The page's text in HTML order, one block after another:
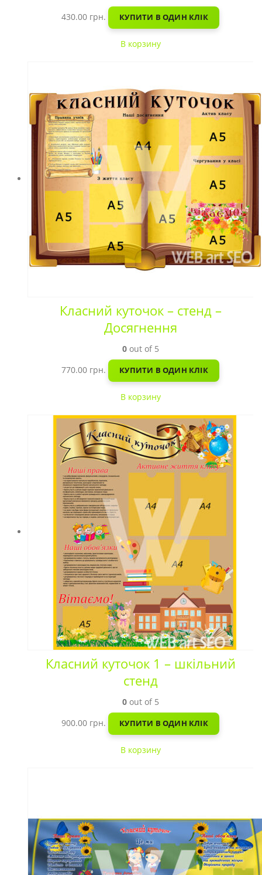
430.00 грн. КУПИТИ В ОДИН КЛІК
В корзину
Класний куточок – стенд –
Досягнення
0out of 5
770.00 грн. КУПИТИ В ОДИН КЛІК
В корзину
Класний куточок 1 – шкільний
стенд
0out of 5
900.00 грн. КУПИТИ В ОДИН КЛІК
В корзину